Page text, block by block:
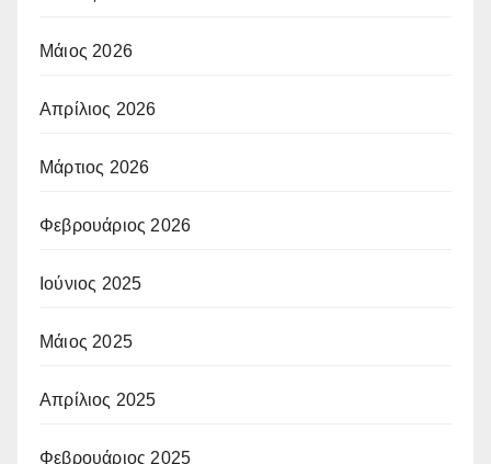
Μάιος 2026
Απρίλιος 2026
Μάρτιος 2026
Φεβρουάριος 2026
Ιούνιος 2025
Μάιος 2025
Απρίλιος 2025
Φεβρουάριος 2025